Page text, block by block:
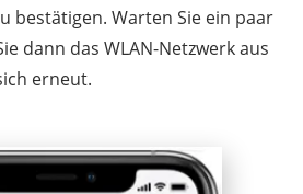
bestätigen. Warten Sie ein paar
dann das WLAN-Netzwerk aus
erneut.